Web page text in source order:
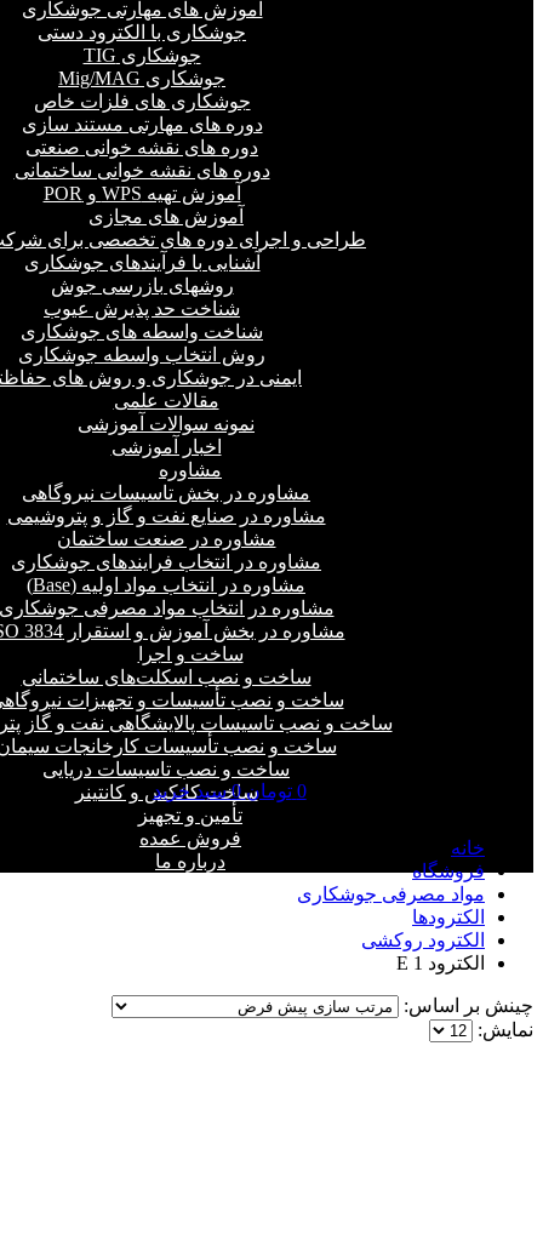
آموزش های مهارتی جوشکاری
جوشکاری با الکترود دستی
جوشکاری TIG
جوشکاری Mig/MAG
جوشکاری های فلزات خاص
دوره های مهارتی مستند سازی
دوره های نقشه خوانی صنعتی
دوره های نقشه خوانی ساختمانی
آموزش تهیه WPS و POR
آموزش های مجازی
طراحی و اجرای دوره های تخصصی برای
آشنایی با فرآیندهای جوشکاری
روشهای بازرسی جوش
شناخت حد پذیرش عیوب
شناخت واسطه های جوشکاری
روش انتخاب واسطه جوشکاری
ایمنی در جوشکاری و روش های
مقالات علمی
نمونه سوالات آموزشی
اخبار آموزشی
مشاوره
مشاوره در بخش تاسیسات نیروگاهی
مشاوره در صنایع نفت و گاز و پتروشیمی
مشاوره در صنعت ساختمان
مشاوره در انتخاب فرایند‌های جوشکاری
مشاوره در انتخاب مواد اولیه (Base)
مشاوره در انتخاب مواد مصرفی
مشاوره در بخش آموزش و استقرار ISO 3834
ساخت و اجرا
ساخت و نصب اسکلت‌های ساختمانی
ساخت و نصب تأسیسات و تجهیزات
ساخت و نصب تاسیسات پالایشگاهی نفت و گاز
ساخت و نصب تأسیسات کارخانجات
ساخت و نصب تاسیسات دریایی
ساخت کانکس و کانتینر
تأمین و تجهیز
فروش عمده
درباره ما
0 تومان 0 سبد خرید
خانه
فروشگاه
مواد مصرفی جوشکاری
الکترودها
الکترود روکشی
الکترود E 1
چینش بر اساس:
نمایش: